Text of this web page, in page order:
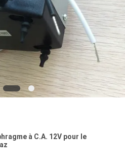
à C.A. 12V pour le